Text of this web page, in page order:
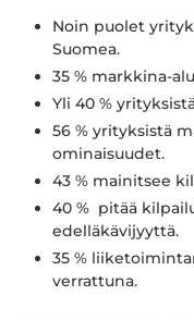
Noin puolet
Suomea.
35 % markkina-
Yli 40 %
56 % yrityksistä
ominaisuudet.
43 % mainitsee
40 % pitää
edelläkävijyyttä.
35 %
verrattuna.